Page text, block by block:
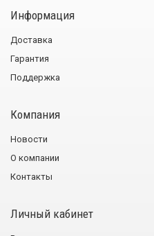
Информация
Доставка
Гарантия
Поддержка
Компания
Новости
О компании
Контакты
Личный кабинет